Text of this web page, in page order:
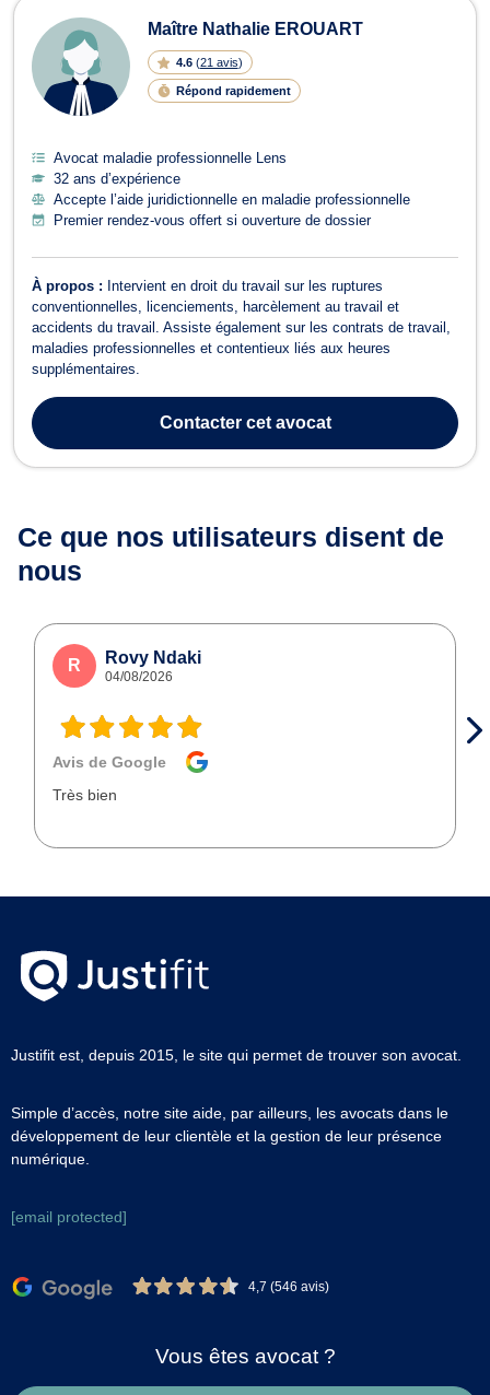
Maître Nathalie EROUART
4.6 (21 avis)
Répond rapidement
Avocat maladie professionnelle Lens
32 ans d’expérience
Accepte l’aide juridictionnelle en maladie professionnelle
Premier rendez-vous offert si ouverture de dossier
À propos : Intervient en droit du travail sur les ruptures
conventionnelles, licenciements, harcèlement au travail et
accidents du travail. Assiste également sur les contrats de travail,
maladies professionnelles et contentieux liés aux heures
supplémentaires.
Contactercet avocat
Ce que nos utilisateurs disent de
nous
R Rovy Ndaki
04/08/2026
Avis de Google
Très bien
Justifit est, depuis 2015, le site qui permet de trouver son avocat.
Simple d’accès, notre site aide, par ailleurs, les avocats dans le
développement de leur clientèle et la gestion de leur présence
numérique.
[email protected]
4,7 (546 avis)
Vous êtes avocat ?